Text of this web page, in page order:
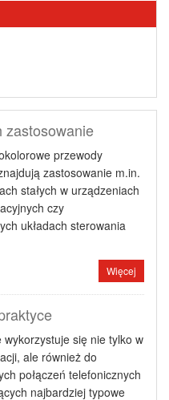
zastosowanie
przewody
zastosowanie m.in.
stałych w urządzeniach
czy
układach sterowania
Więcej
wykorzystuje się nie tylko w
ale również do
połączeń telefonicznych
najbardziej typowe